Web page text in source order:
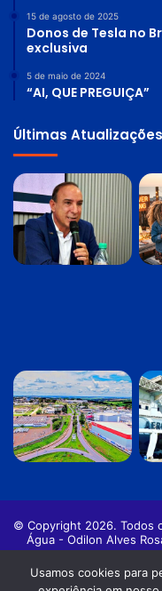
15 de agosto de 2025
Donos de Tesla no
exclusiva
5 de maio de 2024
“AI, QUE PREGUIÇA”
Últimas Atualizações
© Copyright 2026. Todos
Água - Odilon Alves
Usamos cookies para